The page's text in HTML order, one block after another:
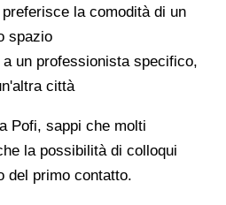
la comodità di un
spazio
un professionista specifico,
città
Pofi, sappi che molti
la possibilità di colloqui
del primo contatto.